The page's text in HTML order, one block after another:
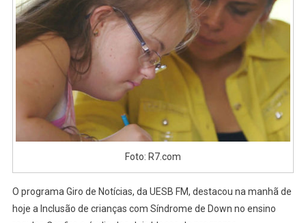
Foto: R7.com
O programa Giro de Notícias, da UESB FM, destacou na manhã de
hoje a Inclusão de crianças com Síndrome de Down no ensino